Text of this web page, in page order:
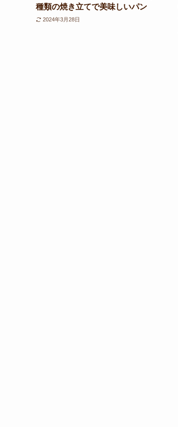
種類の焼き立てで美味しいパン
2024年3月28日